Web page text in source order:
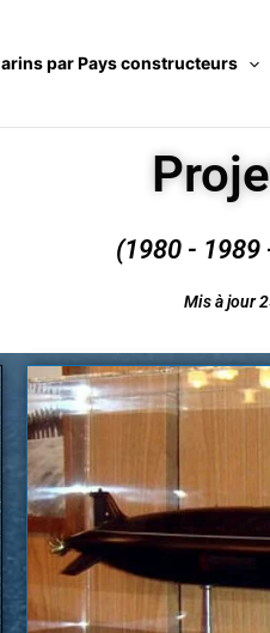
par Pays constructeurs
(1980 - 1989
Mis à jour